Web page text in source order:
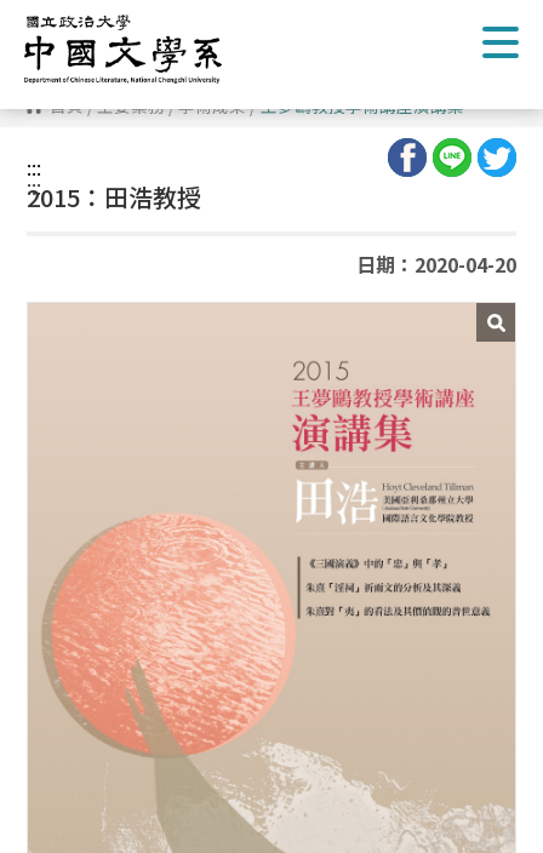
跳
到
主
要
內
容 首頁/主要業務/學術成果/王夢鷗教授學術講座演講集
:::
:::
2015：田浩教授
日期：2020-04-20